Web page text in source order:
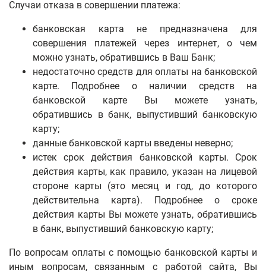
Случаи отказа в совершении платежа:
банковская карта не предназначена для
совершения платежей через интернет, о чем
можно узнать, обратившись в Ваш Банк;
недостаточно средств для оплаты на банковской
карте. Подробнее о наличии средств на
банковской карте Вы можете узнать,
обратившись в банк, выпустивший банковскую
карту;
данные банковской карты введены неверно;
истек срок действия банковской карты. Срок
действия карты, как правило, указан на лицевой
стороне карты (это месяц и год, до которого
действительна карта). Подробнее о сроке
действия карты Вы можете узнать, обратившись
в банк, выпустивший банковскую карту;
По вопросам оплаты с помощью банковской карты и
иным вопросам, связанным с работой сайта, Вы